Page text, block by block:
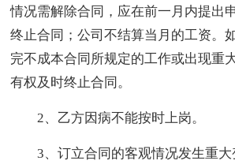
情况需解除合同，应在前一月内提出
终止合同；公司不结算当月的工资。
完不成本合同所规定的工作或出现重
有权及时终止合同。
2、乙方因病不能按时上岗。
3、订立合同的客观情况发生重